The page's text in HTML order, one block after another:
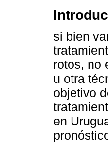
si bien
rotos, no
u otra
objetivo
en